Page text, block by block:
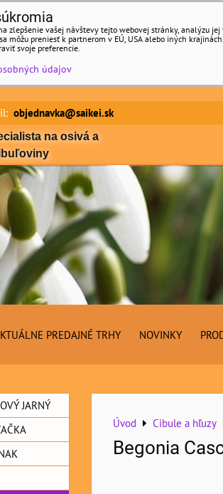
objednavka@saikei.sk
na osivá a
PREDAJNÉ TRHY NOVINKY
Úvod Cibule a hľuzy
Begonia
JARNÝ
zlepšenie vašej návštevy tejto webovej stránky, analýzu
môžu preniesť k partnerom v EÚ, USA alebo iných
svoje preferencie.
údajov